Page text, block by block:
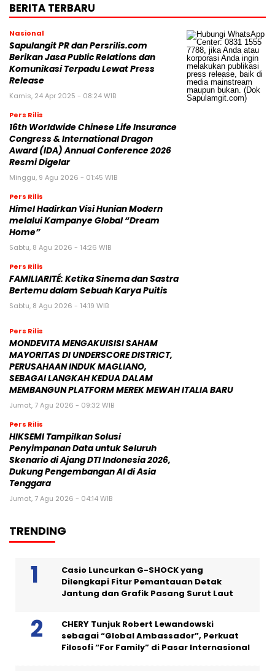
BERITA TERBARU
Nasional
Sapulangit PR dan Persrilis.com
Berikan Jasa Public Relations dan
Komunikasi Terpadu Lewat Press
Release
Kamis, 24 Apr 2025 - 08:24 WIB
Pers Rilis
16th Worldwide Chinese Life Insurance
Congress & International Dragon
Award (IDA) Annual Conference 2026
Resmi Digelar
Minggu, 9 Agu 2026 - 01:45 WIB
Pers Rilis
Himel Hadirkan Visi Hunian Modern
melalui Kampanye Global “Dream
Home”
Sabtu, 8 Agu 2026 - 14:26 WIB
Pers Rilis
FAMILIARITÉ: Ketika Sinema dan Sastra
Bertemu dalam Sebuah Karya Puitis
Sabtu, 8 Agu 2026 - 14:19 WIB
Pers Rilis
MONDEVITA MENGAKUISISI SAHAM
MAYORITAS DI UNDERSCORE DISTRICT,
PERUSAHAAN INDUK MAGLIANO,
SEBAGAI LANGKAH KEDUA DALAM
MEMBANGUN PLATFORM MEREK MEWAH ITALIA BARU
Jumat, 7 Agu 2026 - 09:32 WIB
Pers Rilis
HIKSEMI Tampilkan Solusi
Penyimpanan Data untuk Seluruh
Skenario di Ajang DTI Indonesia 2026,
Dukung Pengembangan AI di Asia
Tenggara
Jumat, 7 Agu 2026 - 04:14 WIB
TRENDING
Casio Luncurkan G-SHOCK yang
Dilengkapi Fitur Pemantauan Detak
Jantung dan Grafik Pasang Surut Laut
CHERY Tunjuk Robert Lewandowski
sebagai “Global Ambassador”, Perkuat
Filosofi “For Family” di Pasar Internasional